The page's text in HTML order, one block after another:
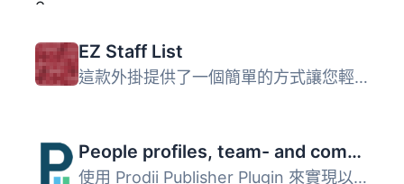
EZ Staff List
這款外掛提供了一個簡單的方式讓您輕鬆列出員工名單。對於大...
People profiles, team- and company pages
使用 Prodii Publisher Plugin 來實現以下功能： - 建立員工...